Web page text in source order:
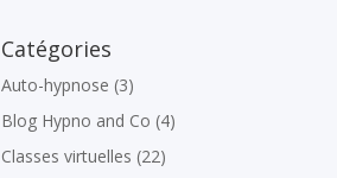
Catégories
Auto-hypnose (3)
Blog Hypno and Co (4)
Classes virtuelles (22)